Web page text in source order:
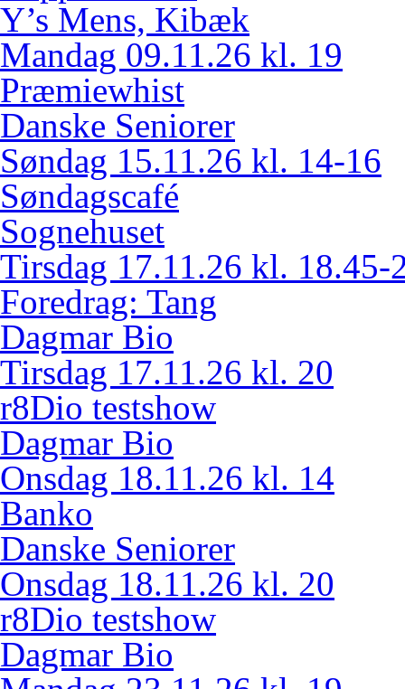
Y’s Mens, Kibæk
Mandag 09.11.26 kl. 19
Præmiewhist
Danske Seniorer
Søndag 15.11.26 kl. 14-16
Søndagscafé
Sognehuset
Tirsdag 17.11.26 kl. 18.45-
Foredrag: Tang
Dagmar Bio
Tirsdag 17.11.26 kl. 20
r8Dio testshow
Dagmar Bio
Onsdag 18.11.26 kl. 14
Banko
Danske Seniorer
Onsdag 18.11.26 kl. 20
r8Dio testshow
Dagmar Bio